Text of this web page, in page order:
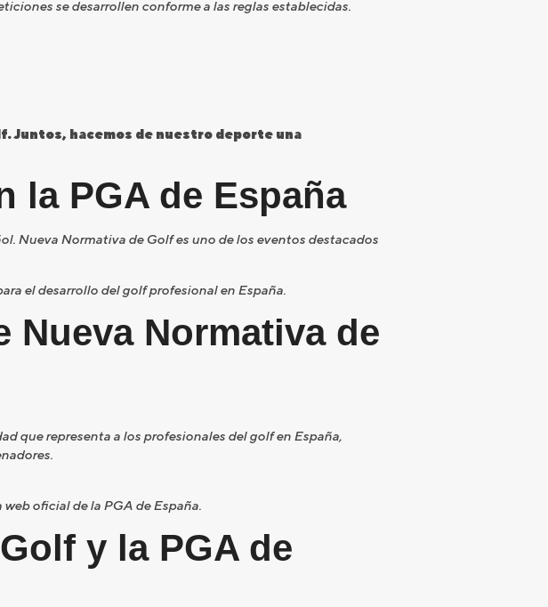
se desarrollen conforme a las reglas establecidas.
Juntos, hacemos de nuestro deporte una
la PGA de España
Nueva Normativa de Golf es uno de los eventos destacados
el desarrollo del golf profesional en España.
Nueva Normativa de
que representa a los profesionales del golf en España,
oficial de la PGA de España.
y la PGA de